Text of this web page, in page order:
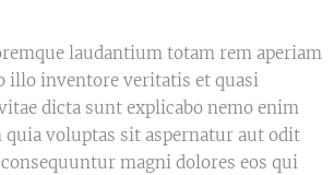
laudantium totam rem aperiam
illo inventore veritatis et quasi
dicta sunt explicabo nemo enim
voluptas sit aspernatur aut odit
magni dolores eos qui